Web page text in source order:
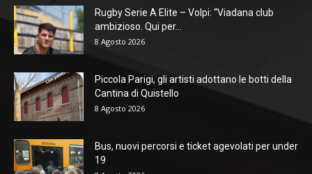
Rugby Serie A Elite – Volpi: “Viadana club
ambizioso. Qui per...
8 Agosto 2026
Piccola Parigi, gli artisti adottano le botti della
Cantina di Quistello
8 Agosto 2026
Bus, nuovi percorsi e ticket agevolati per under
19